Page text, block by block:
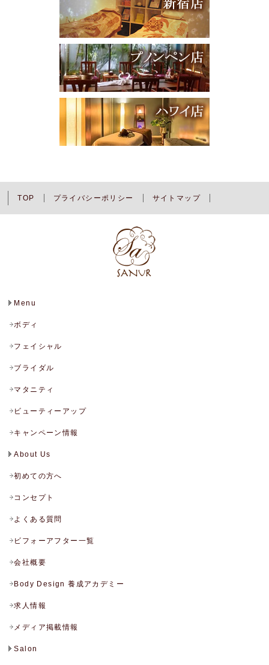
TOP プライバシーポリシー サイトマップ
Menu
ボディ
フェイシャル
ブライダル
マタニティ
ビューティーアップ
キャンペーン情報
About Us
初めての方へ
コンセプト
よくある質問
ビフォーアフター一覧
会社概要
Body Design 養成アカデミー
求人情報
メディア掲載情報
Salon